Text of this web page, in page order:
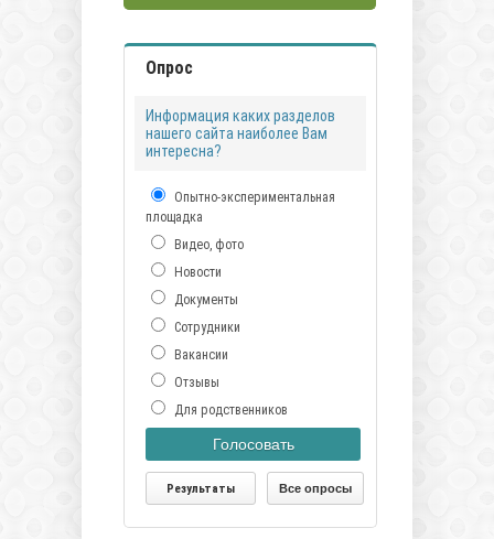
Опрос
Информация каких разделов
нашего сайта наиболее Вам
интересна?
Опытно-экспериментальная
площадка
Видео, фото
Новости
Документы
Сотрудники
Вакансии
Отзывы
Для родственников
Голосовать
Результаты Все опросы